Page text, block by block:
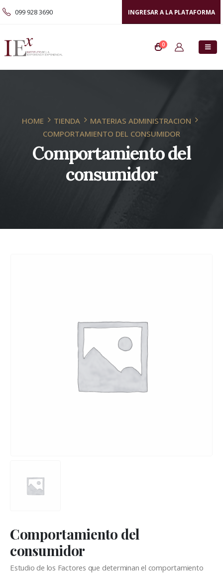
099 928 3690 INGRESAR A LA PLATAFORMA
0
HOME TIENDA
MATERIAS ADMINISTRACION
COMPORTAMIENTO DEL CONSUMIDOR
Comportamiento del
consumidor
Comportamiento del
consumidor
Estudio de los Factores que determinan el comportamiento